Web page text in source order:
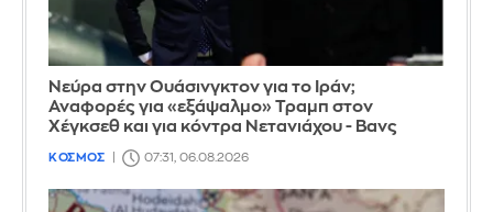
Νεύρα στην Ουάσινγκτον για το Ιράν;
Αναφορές για «εξάψαλμο» Τραμπ στον
Χέγκσεθ και για κόντρα Νετανιάχου - Βανς
ΚΟΣΜΟΣ 07:31, 06.08.2026